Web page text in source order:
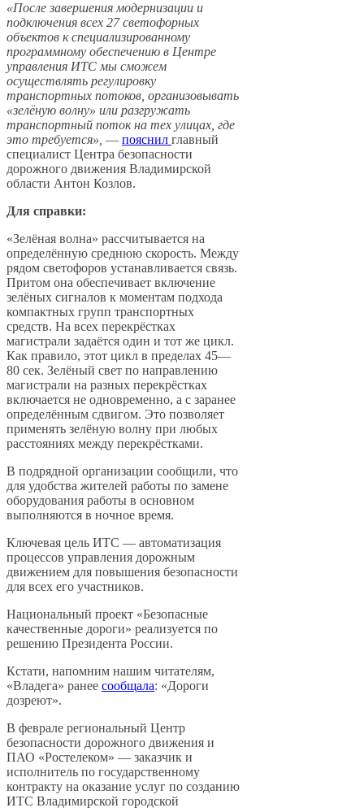
«После завершения модернизации и
подключения всех 27 светофорных
объектов к специализированному
программному обеспечению в Центре
управления ИТС мы сможем
осуществлять регулировку
транспортных потоков, организовывать
«зелёную волну» или разгружать
транспортный поток на тех улицах, где
это требуется», — пояснил главный
специалист Центра безопасности
дорожного движения Владимирской
области Антон Козлов.
Для справки:
«Зелёная волна» рассчитывается на
определённую среднюю скорость. Между
рядом светофоров устанавливается связь.
Притом она обеспечивает включение
зелёных сигналов к моментам подхода
компактных групп транспортных
средств. На всех перекрёстках
магистрали задаётся один и тот же цикл.
Как правило, этот цикл в пределах 45—
80 сек. Зелёный свет по направлению
магистрали на разных перекрёстках
включается не одновременно, а с заранее
определённым сдвигом. Это позволяет
применять зелёную волну при любых
расстояниях между перекрёстками.
В подрядной организации сообщили, что
для удобства жителей работы по замене
оборудования работы в основном
выполняются в ночное время.
Ключевая цель ИТС — автоматизация
процессов управления дорожным
движением для повышения безопасности
для всех его участников.
Национальный проект «Безопасные
качественные дороги» реализуется по
решению Президента России.
Кстати, напомним нашим читателям,
«Владега» ранее сообщала: «Дороги
дозреют».
В феврале региональный Центр
безопасности дорожного движения и
ПАО «Ростелеком» — заказчик и
исполнитель по государственному
контракту на оказание услуг по созданию
ИТС Владимирской городской